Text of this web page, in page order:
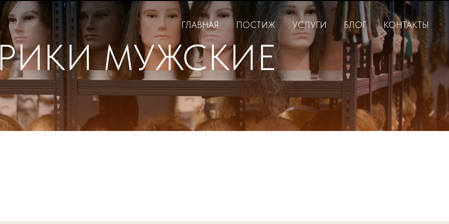
ГЛАВНАЯ ПОСТИЖ УСЛУГИ БЛОГ КОНТАКТЫ
МУЖСКИЕ